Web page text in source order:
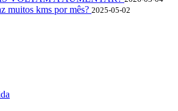
muitos kms por mês? 2025-05-02